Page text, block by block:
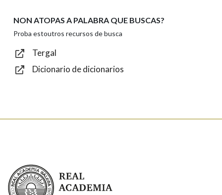
Texto de verificación
NON ATOPAS A PALABRA QUE BUSCAS?
Proba estoutros recursos de busca
Tergal
Dicionario de dicionarios
Real Academia Galega